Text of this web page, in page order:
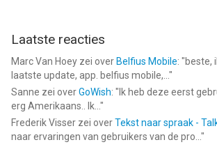
Laatste reacties
Marc Van Hoey zei over Belfius Mobile: "beste,
laatste update, app. belfius mobile,... "
Sanne zei overGoWish: " Ik heb deze eerst
erg Amerikaans.. Ik... "
Frederik Visser zei overTekst naar spraak -
naar ervaringen van gebruikers van de pro... "